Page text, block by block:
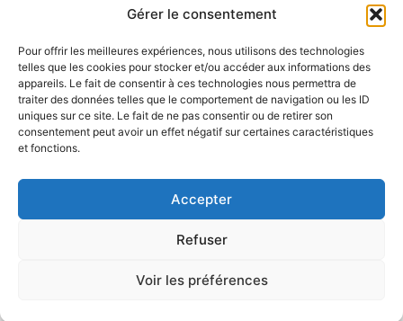
Gérer le consentement
Pour offrir les meilleures expériences, nous utilisons des technologies
telles que les cookies pour stocker et/ou accéder aux informations des
appareils. Le fait de consentir à ces technologies nous permettra de
traiter des données telles que le comportement de navigation ou les ID
uniques sur ce site. Le fait de ne pas consentir ou de retirer son
consentement peut avoir un effet négatif sur certaines caractéristiques
et fonctions.
Accepter
Refuser
Voir les préférences
Catégories
Soin pour cheveux
Coffrets
Accessoires
Informations
Conseils beauté
La marque
Revendeurs
2024 – Tout droit réservé – Propulsé par
Intuixy
légales
Politique de
confidentialité site